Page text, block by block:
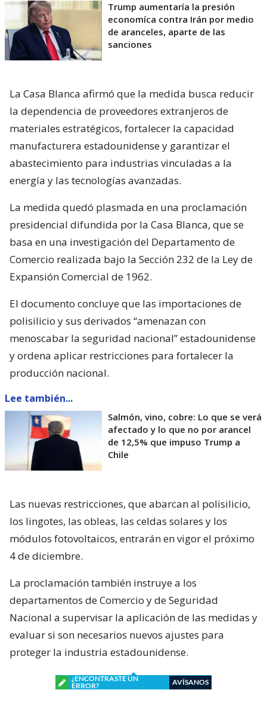
Trump aumentaría la presión
economíca contra Irán por medio
de aranceles, aparte de las
sanciones
La Casa Blanca afirmó que la medida busca reducir
la dependencia de proveedores extranjeros de
materiales estratégicos, fortalecer la capacidad
manufacturera estadounidense y garantizar el
abastecimiento para industrias vinculadas a la
energía y las tecnologías avanzadas.
La medida quedó plasmada en una proclamación
presidencial difundida por la Casa Blanca, que se
basa en una investigación del Departamento de
Comercio realizada bajo la Sección 232 de la Ley de
Expansión Comercial de 1962.
El documento concluye que las importaciones de
polisilicio y sus derivados “amenazan con
menoscabar la seguridad nacional” estadounidense
y ordena aplicar restricciones para fortalecer la
producción nacional.
Lee también...
Salmón, vino, cobre: Lo que se verá
afectado y lo que no por arancel
de 12,5% que impuso Trump a
Chile
Las nuevas restricciones, que abarcan al polisilicio,
los lingotes, las obleas, las celdas solares y los
módulos fotovoltaicos, entrarán en vigor el próximo
4 de diciembre.
La proclamación también instruye a los
departamentos de Comercio y de Seguridad
Nacional a supervisar la aplicación de las medidas y
evaluar si son necesarios nuevos ajustes para
proteger la industria estadounidense.
¿ENCONTRASTE UN
ERROR?
AVÍSANOS